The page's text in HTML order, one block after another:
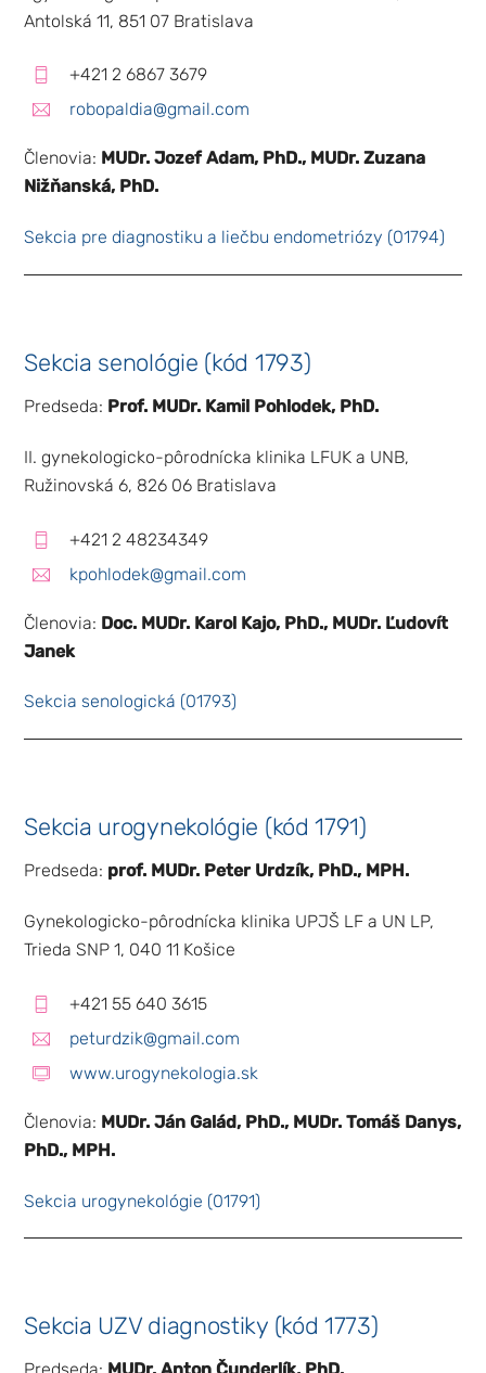
Antolská 11, 851 07 Bratislava
+421 2 6867 3679
robopaldia@gmail.com
Členovia: MUDr. Jozef Adam, PhD., MUDr. Zuzana
Nižňanská, PhD.
Sekcia pre diagnostiku a liečbu endometriózy (01794)
Sekcia senológie (kód 1793)
Predseda: Prof. MUDr. Kamil Pohlodek, PhD.
II. gynekologicko-pôrodnícka klinika LFUK a UNB,
Ružinovská 6, 826 06 Bratislava
+421 2 48234349
kpohlodek@gmail.com
Členovia: Doc. MUDr. Karol Kajo, PhD., MUDr. Ľudovít
Janek
Sekcia senologická (01793)
Sekcia urogynekológie (kód 1791)
Predseda: prof. MUDr. Peter Urdzík, PhD., MPH.
Gynekologicko-pôrodnícka klinika UPJŠ LF a UN LP,
Trieda SNP 1, 040 11 Košice
+421 55 640 3615
peturdzik@gmail.com
www.urogynekologia.sk
Členovia: MUDr. Ján Galád, PhD., MUDr. Tomáš Danys,
PhD., MPH.
Sekcia urogynekológie (01791)
Sekcia UZV diagnostiky (kód 1773)